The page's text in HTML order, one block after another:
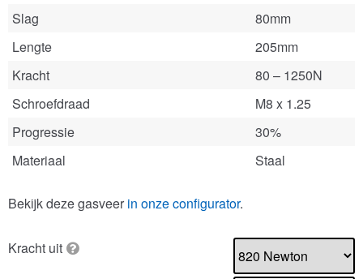
Slag
80mm
Lengte
205mm
Kracht
80 – 1250N
Schroefdraad
M8 x 1.25
Progressie
30%
Materiaal
Staal
Bekijk deze gasveer in onze configurator.
Kracht uit